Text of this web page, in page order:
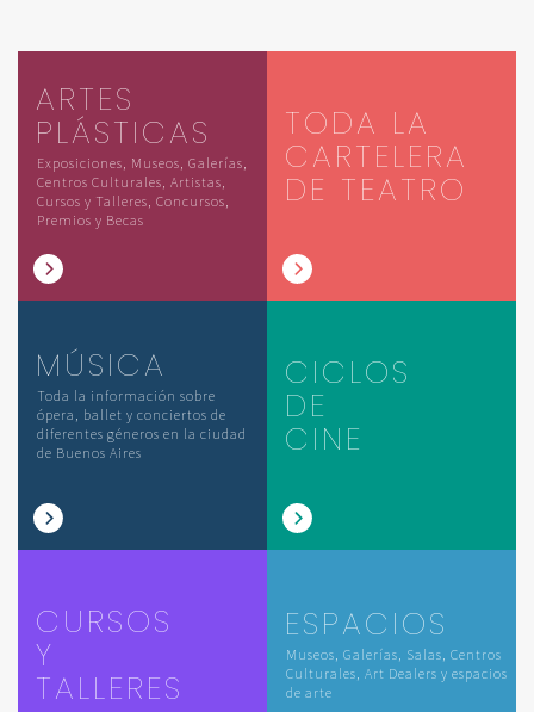
ARTES
PLÁSTICAS
Exposiciones, Museos, Galerías,
Centros Culturales, Artistas,
Cursos y Talleres, Concursos,
Premios y Becas
TODA LA
CARTELERA
DE TEATRO
MÚSICA
Toda la información sobre
ópera, ballet y conciertos de
diferentes géneros en la ciudad
de Buenos Aires
CICLOS
DE
CINE
CURSOS
Y
TALLERES
ESPACIOS
Museos, Galerías, Salas, Centros
Culturales, Art Dealers y espacios
de arte